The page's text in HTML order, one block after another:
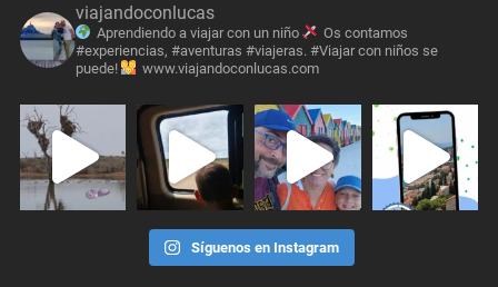
viajandoconlucas
Aprendiendo a viajar con un niño
Os contamos
#experiencias, #aventuras #viajeras. #Viajar con niños se
puede!
www.viajandoconlucas.com
Síguenos en Instagram